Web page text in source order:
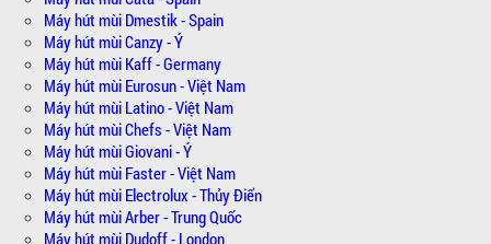
Máy hút mùi Dmestik - Spain
Máy hút mùi Canzy - Ý
Máy hút mùi Kaff - Germany
Máy hút mùi Eurosun - Việt Nam
Máy hút mùi Latino - Việt Nam
Máy hút mùi Chefs - Việt Nam
Máy hút mùi Giovani - Ý
Máy hút mùi Faster - Việt Nam
Máy hút mùi Electrolux - Thủy Điển
Máy hút mùi Arber - Trung Quốc
Máy hút mùi Dudoff - London